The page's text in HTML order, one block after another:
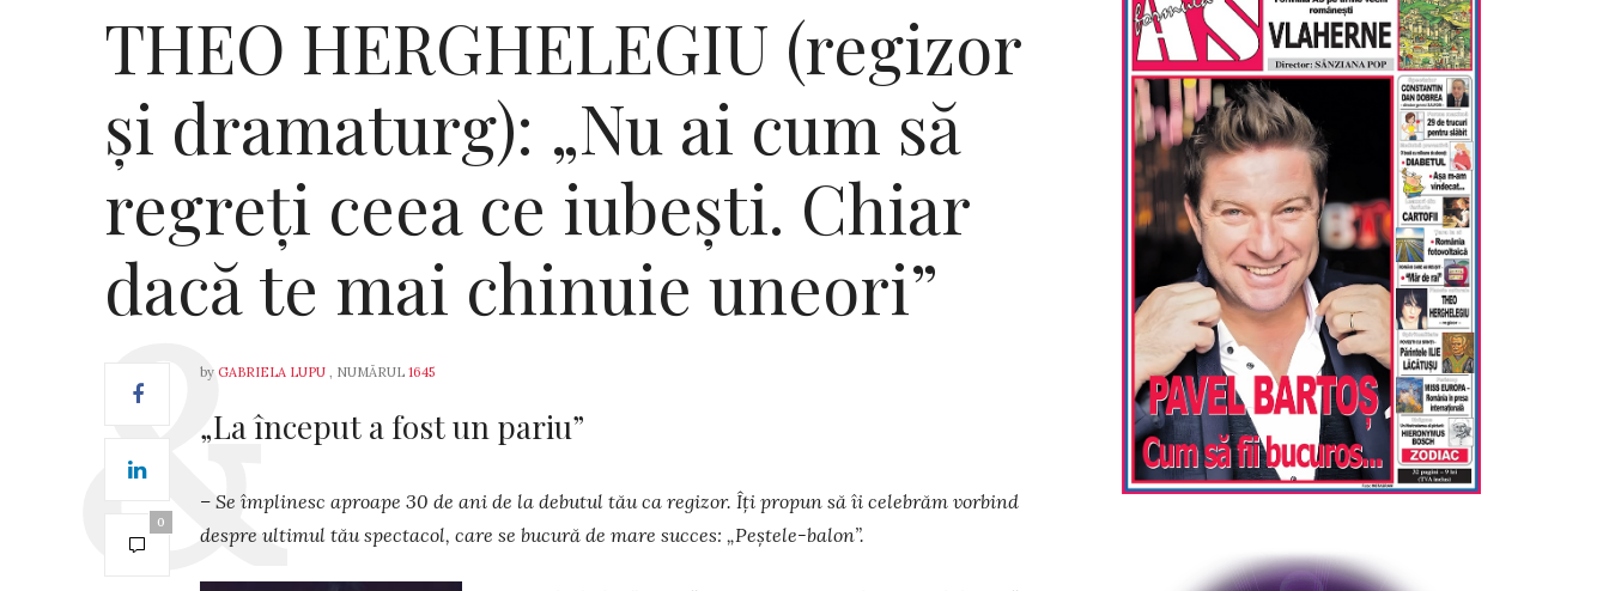
THEO HERGHELEGIU (regizor
și dramaturg): „Nu ai cum să
regreți ceea ce iubești. Chiar
dacă te mai chinuie uneori”
0
by GABRIELA LUPU , NUMĂRUL 1645
„La început a fost un pariu”
– Se împlinesc aproape 30 de ani de la debutul tău ca regizor. Îți propun să îi celebrăm vorbind
despre ultimul tău spectacol, care se bucură de mare succes: „Peștele-balon”.